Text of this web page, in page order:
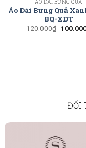
ÁO DÀI BƯNG QUẢ
Áo Dài Bưng Quả
BQ-XDT
120.000₫
ĐỐI